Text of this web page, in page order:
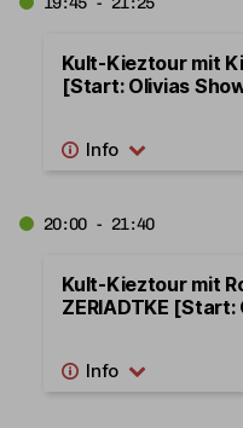
Kult-Kieztour mit
[Start: Olivias
20:00 - 21:40
Kult-Kieztour mit
ZERIADTKE